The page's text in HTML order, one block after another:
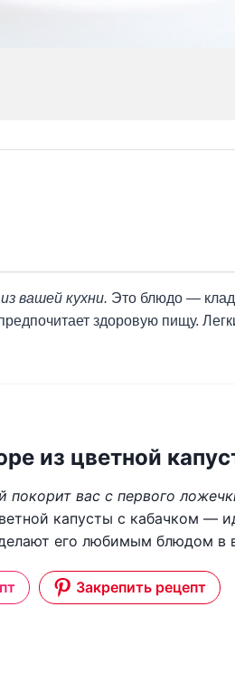
вашей кухни. Это блюдо —
здоровую пищу.
из цветной
вас с первого
капусты с кабачком —
его любимым блюдом в
Закрепить рецепт